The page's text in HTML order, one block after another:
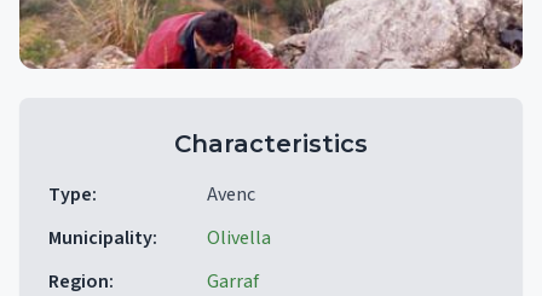
Characteristics
Type:
Avenc
Municipality:
Olivella
Region:
Garraf